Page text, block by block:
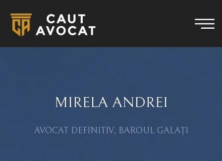
MIRELA ANDREI
AVOCAT DEFINITIV, BAROUL GALAȚI